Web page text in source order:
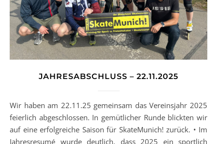
JAHRESABSCHLUSS – 22.11.2025
Wir haben am 22.11.25 gemeinsam das Vereinsjahr 2025
feierlich abgeschlossen. In gemütlicher Runde blickten wir
auf eine erfolgreiche Saison für SkateMunich! zurück. • Im
Jahresresumé wurde deutlich, dass 2025 ein sportlich